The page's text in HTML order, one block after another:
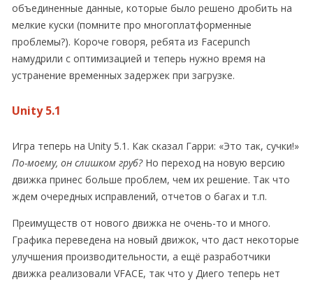
объединенные данные, которые было решено дробить на
мелкие куски (помните про многоплатформенные
проблемы?). Короче говоря, ребята из Facepunch
намудрили с оптимизацией и теперь нужно время на
устранение временных задержек при загрузке.
Unity 5.1
Игра теперь на Unity 5.1. Как сказал Гарри: «Это так, сучки!»
По-моему, он слишком груб? Но переход на новую версию
движка принес больше проблем, чем их решение. Так что
ждем очередных исправлений, отчетов о багах и т.п.
Преимуществ от нового движка не очень-то и много.
Графика переведена на новый движок, что даст некоторые
улучшения производительности, а ещё разработчики
движка реализовали VFACE, так что у Диего теперь нет